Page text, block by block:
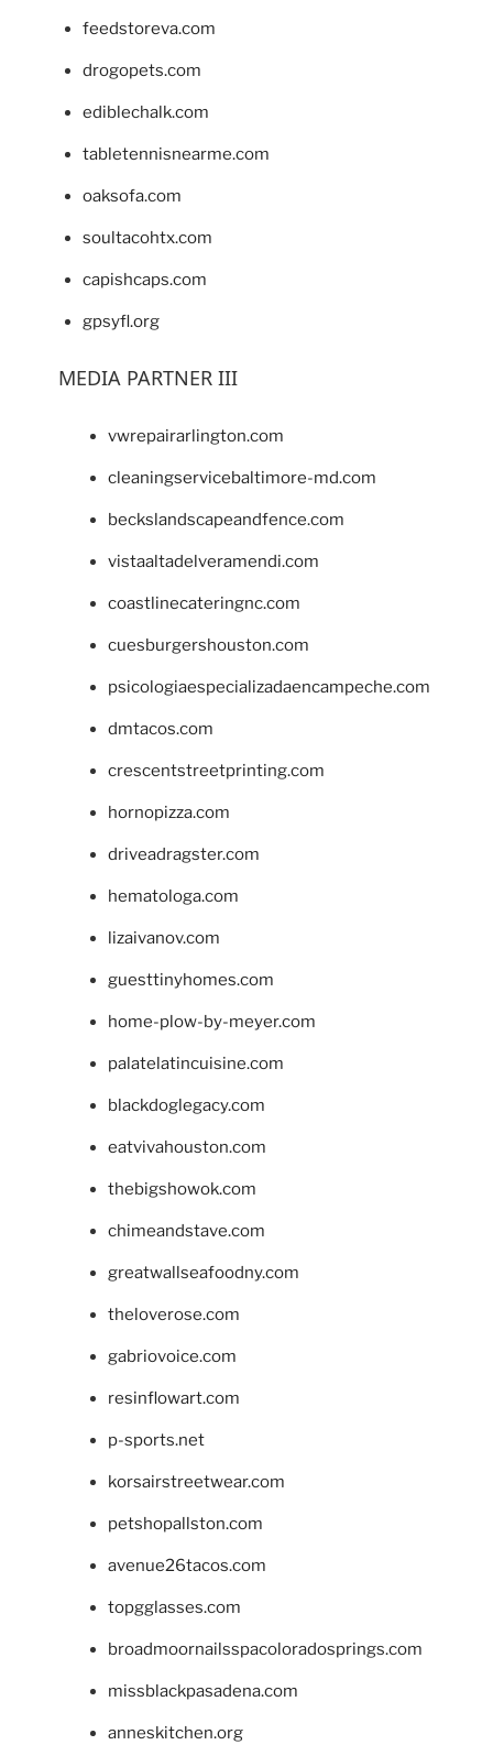
feedstoreva.com
drogopets.com
ediblechalk.com
tabletennisnearme.com
oaksofa.com
soultacohtx.com
capishcaps.com
gpsyfl.org
MEDIA PARTNER III
vwrepairarlington.com
cleaningservicebaltimore-md.com
beckslandscapeandfence.com
vistaaltadelveramendi.com
coastlinecateringnc.com
cuesburgershouston.com
psicologiaespecializadaencampeche.com
dmtacos.com
crescentstreetprinting.com
hornopizza.com
driveadragster.com
hematologa.com
lizaivanov.com
guesttinyhomes.com
home-plow-by-meyer.com
palatelatincuisine.com
blackdoglegacy.com
eatvivahouston.com
thebigshowok.com
chimeandstave.com
greatwallseafoodny.com
theloverose.com
gabriovoice.com
resinflowart.com
p-sports.net
korsairstreetwear.com
petshopallston.com
avenue26tacos.com
topgglasses.com
broadmoornailsspacoloradosprings.com
missblackpasadena.com
anneskitchen.org